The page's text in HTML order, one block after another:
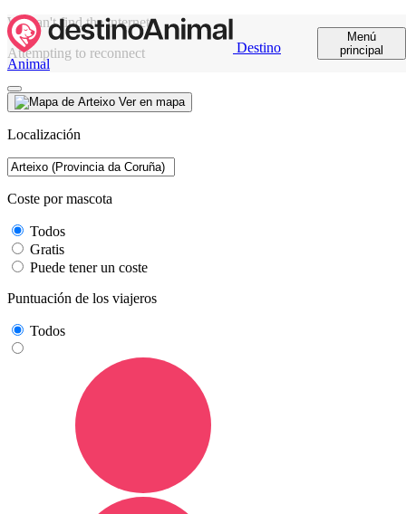
Destino
Animal
Menú
principal
We can't find the internet
Attempting to reconnect
Ver en mapa
Localización
Coste por mascota
Todos
Gratis
Puede tener un coste
Puntuación de los viajeros
Todos